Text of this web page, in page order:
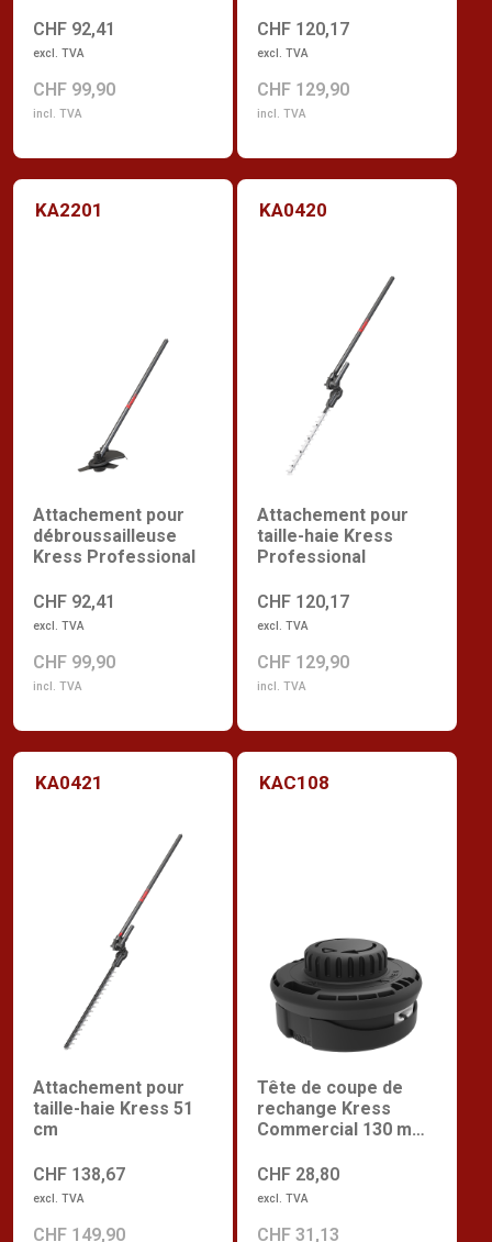
CHF 92,41
excl. TVA
CHF 99,90
incl. TVA
CHF 120,17
excl. TVA
CHF 129,90
incl. TVA
KA2201
Attachement pour
débroussailleuse
Kress Professional
CHF 92,41
excl. TVA
CHF 99,90
incl. TVA
KA0420
Attachement pour
taille-haie Kress
Professional
CHF 120,17
excl. TVA
CHF 129,90
incl. TVA
KA0421
Attachement pour
taille-haie Kress 51
cm
CHF 138,67
excl. TVA
CHF 149,90
KAC108
Tête de coupe de
rechange Kress
Commercial 130 mm
CHF 28,80
excl. TVA
CHF 31,13